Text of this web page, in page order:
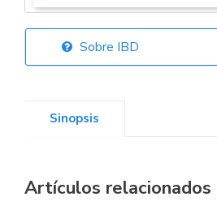
Librería Elías
(Madrid)
Sobre IBD
Sinopsis
Artículos relacionados